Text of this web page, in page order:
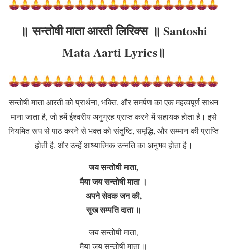
॥सन्तोषी माता आरतीलिरिक्स ॥ Santoshi
Mata Aarti Lyrics॥
सन्तोषी माता आरती को प्रार्थना, भक्ति, और समर्पण का एक महत्वपूर्ण साधन
माना जाता है, जो हमें ईश्वरीय अनुग्रह प्राप्त करने में सहायक होता है। इसे
नियमित रूप से पाठ करने से भक्त को संतुष्टि, समृद्धि, और सम्मान की प्राप्ति
होती है, और उन्हें आध्यात्मिक उन्नति का अनुभव होता है।
जय सन्तोषी माता,
मैया जय सन्तोषी माता ।
अपने सेवक जन की,
सुख सम्पति दाता ॥
जय सन्तोषी माता,
मैया जय सन्तोषी माता ॥